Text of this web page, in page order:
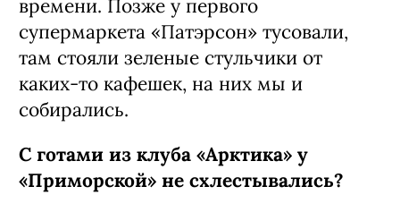
времени. Позже у первого
супермаркета «Патэрсон» тусовали,
там стояли зеленые стульчики от
каких‑то кафешек, на них мы и
собирались.
C готами из клуба «Арктика» у
«Приморской» не схлестывались?